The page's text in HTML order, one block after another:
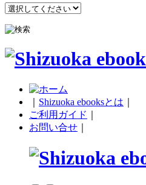
Shizuoka ebooksとは
ご利用ガイド
お問い合せ